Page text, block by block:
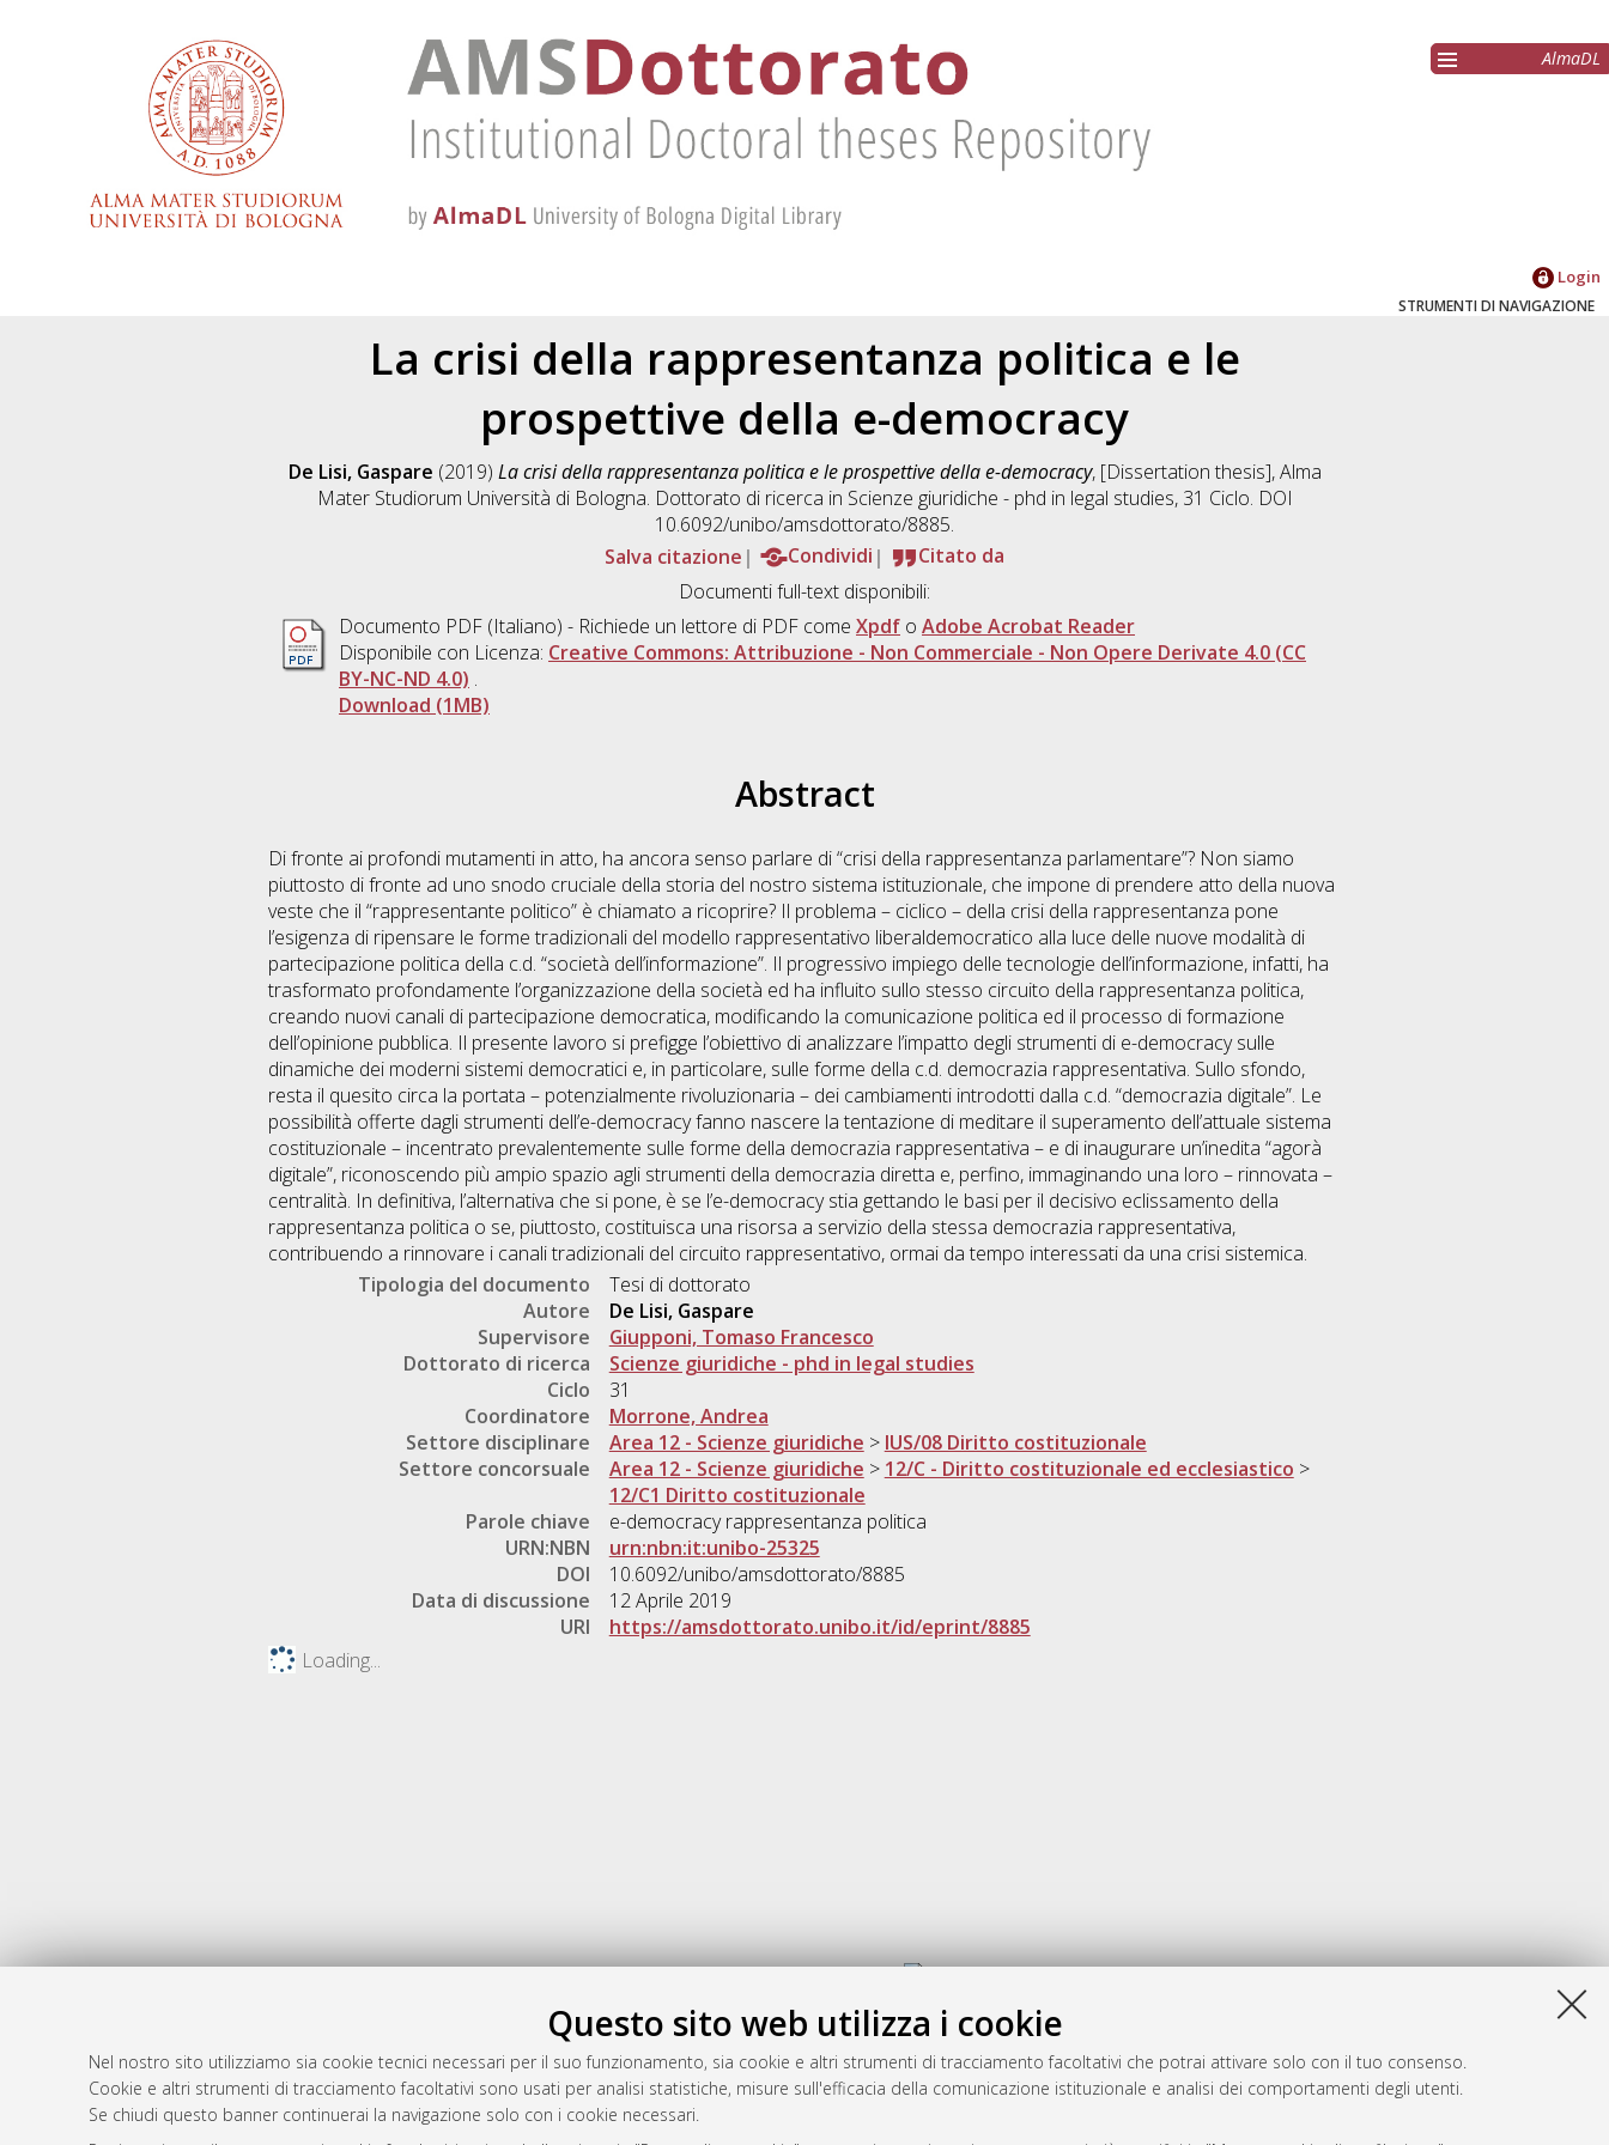
Questo sito web utilizza i cookie
Nel nostro sito utilizziamo sia cookie tecnici necessari per il suo funzionamento, sia cookie e altri strumenti di tracciamento facoltativi che potrai attivare solo con il tuo consenso.
Cookie e altri strumenti di tracciamento facoltativi sono usati per analisi statistiche, misure sull'efficacia della comunicazione istituzionale e analisi dei comportamenti degli utenti.
Se chiudi questo banner continuerai la navigazione solo con i cookie necessari.
AlmaDL
Login
STRUMENTI DI NAVIGAZIONE
La crisi della rappresentanza politica e le
prospettive della e-democracy
De Lisi, Gaspare (2019) La crisi della rappresentanza politica e le prospettive della e-democracy, [Dissertation thesis], Alma
Mater Studiorum Università di Bologna. Dottorato di ricerca in Scienze giuridiche - phd in legal studies, 31 Ciclo. DOI
10.6092/unibo/amsdottorato/8885.
Salva citazione
Condividi
Citato da
Documenti full-text disponibili:
Documento PDF (Italiano) - Richiede un lettore di PDF come Xpdf o Adobe Acrobat Reader
Disponibile con Licenza: Creative Commons: Attribuzione - Non Commerciale - Non Opere Derivate 4.0 (CC
BY-NC-ND 4.0) .
Download (1MB)
Abstract
Di fronte ai profondi mutamenti in atto, ha ancora senso parlare di “crisi della rappresentanza parlamentare”? Non siamo
piuttosto di fronte ad uno snodo cruciale della storia del nostro sistema istituzionale, che impone di prendere atto della nuova
veste che il “rappresentante politico” è chiamato a ricoprire? Il problema – ciclico – della crisi della rappresentanza pone
l’esigenza di ripensare le forme tradizionali del modello rappresentativo liberaldemocratico alla luce delle nuove modalità di
partecipazione politica della c.d. “società dell’informazione”. Il progressivo impiego delle tecnologie dell’informazione, infatti, ha
trasformato profondamente l’organizzazione della società ed ha influito sullo stesso circuito della rappresentanza politica,
creando nuovi canali di partecipazione democratica, modificando la comunicazione politica ed il processo di formazione
dell’opinione pubblica. Il presente lavoro si prefigge l’obiettivo di analizzare l’impatto degli strumenti di e-democracy sulle
dinamiche dei moderni sistemi democratici e, in particolare, sulle forme della c.d. democrazia rappresentativa. Sullo sfondo,
resta il quesito circa la portata – potenzialmente rivoluzionaria – dei cambiamenti introdotti dalla c.d. “democrazia digitale”. Le
possibilità offerte dagli strumenti dell’e-democracy fanno nascere la tentazione di meditare il superamento dell’attuale sistema
costituzionale – incentrato prevalentemente sulle forme della democrazia rappresentativa – e di inaugurare un’inedita “agorà
digitale”, riconoscendo più ampio spazio agli strumenti della democrazia diretta e, perfino, immaginando una loro – rinnovata –
centralità. In definitiva, l’alternativa che si pone, è se l’e-democracy stia gettando le basi per il decisivo eclissamento della
rappresentanza politica o se, piuttosto, costituisca una risorsa a servizio della stessa democrazia rappresentativa,
contribuendo a rinnovare i canali tradizionali del circuito rappresentativo, ormai da tempo interessati da una crisi sistemica.
Tipologia del documento
Tesi di dottorato
Autore
De Lisi, Gaspare
Supervisore
Giupponi, Tomaso Francesco
Dottorato di ricerca
Scienze giuridiche - phd in legal studies
Ciclo
31
Coordinatore
Morrone, Andrea
Settore disciplinare
Area 12 - Scienze giuridiche > IUS/08 Diritto costituzionale
Settore concorsuale
Area 12 - Scienze giuridiche > 12/C - Diritto costituzionale ed ecclesiastico >
12/C1 Diritto costituzionale
Parole chiave
e-democracy rappresentanza politica
URN:NBN
urn:nbn:it:unibo-25325
DOI
10.6092/unibo/amsdottorato/8885
Data di discussione
12 Aprile 2019
URI
https://amsdottorato.unibo.it/id/eprint/8885
Loading...
Atom
Rss 1.0
AMS Dottorato
ISSN: 2038-7946
Servizio implementato e gestito da